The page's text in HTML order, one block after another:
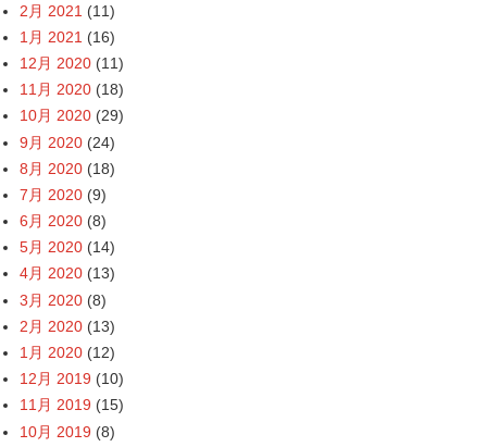
2月 2021 (11)
1月 2021 (16)
12月 2020 (11)
11月 2020 (18)
10月 2020 (29)
9月 2020 (24)
8月 2020 (18)
7月 2020 (9)
6月 2020 (8)
5月 2020 (14)
4月 2020 (13)
3月 2020 (8)
2月 2020 (13)
1月 2020 (12)
12月 2019 (10)
11月 2019 (15)
10月 2019 (8)